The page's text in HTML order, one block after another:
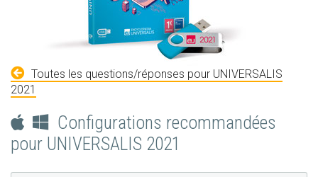
Toutes les questions/réponses pour UNIVERSALIS
2021
Configurations recommandées
pour UNIVERSALIS 2021